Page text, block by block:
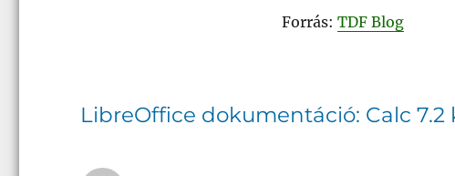
Forrás: TDF Blog
LibreOffice dokumentáció: Calc 7.2